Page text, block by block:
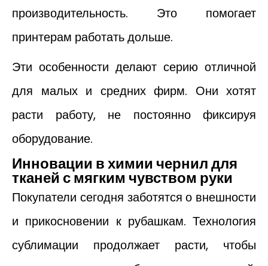
производительность. Это помогает
принтерам работать дольше.
Эти особенности делают серию отличной
для малых и средних фирм. Они хотят
расти работу, не постоянно фиксируя
оборудование.
Инновации в химии чернил для
тканей с мягким чувством руки
Покупатели сегодня заботятся о внешности
и прикосновении к рубашкам. Технология
сублимации продолжает расти, чтобы